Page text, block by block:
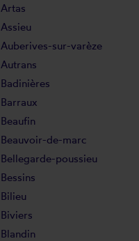
Artas
Assieu
Auberives-sur-varèze
Autrans
Badinières
Barraux
Beaufin
Beauvoir-de-marc
Bellegarde-poussieu
Bessins
Bilieu
Biviers
Blandin